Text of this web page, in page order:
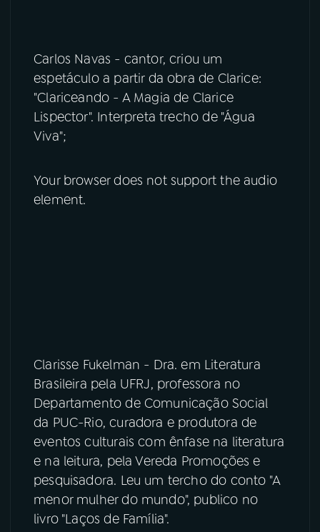
Carlos Navas - cantor, criou um
espetáculo a partir da obra de Clarice:
"Clariceando - A Magia de Clarice
Lispector". Interpreta trecho de "Água
Viva";
Your browser does not support the audio
element.
Clarisse Fukelman - Dra. em Literatura
Brasileira pela UFRJ, professora no
Departamento de Comunicação Social
da PUC-Rio, curadora e produtora de
eventos culturais com ênfase na literatura
e na leitura, pela Vereda Promoções e
pesquisadora. Leu um tercho do conto "A
menor mulher do mundo", publico no
livro "Laços de Família".